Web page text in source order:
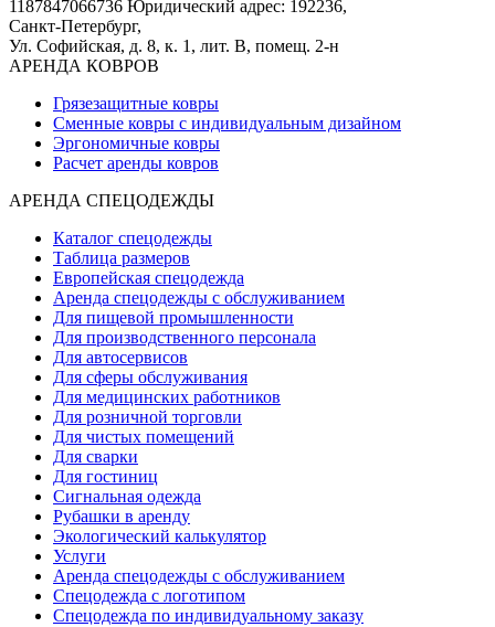
1187847066736 Юридический адрес: 192236,
Санкт-Петербург,
Ул. Софийская, д. 8, к. 1, лит. В, помещ. 2-н
АРЕНДА КОВРОВ
Грязезащитные ковры
Сменные ковры с индивидуальным дизайном
Эргономичные ковры
Расчет аренды ковров
АРЕНДА СПЕЦОДЕЖДЫ
Каталог спецодежды
Таблица размеров
Европейская спецодежда
Аренда спецодежды с обслуживанием
Для пищевой промышленности
Для производственного персонала
Для автосервисов
Для сферы обслуживания
Для медицинских работников
Для розничной торговли
Для чистых помещений
Для сварки
Для гостиниц
Сигнальная одежда
Рубашки в аренду
Экологический калькулятор
Услуги
Аренда спецодежды с обслуживанием
Спецодежда с логотипом
Спецодежда по индивидуальному заказу